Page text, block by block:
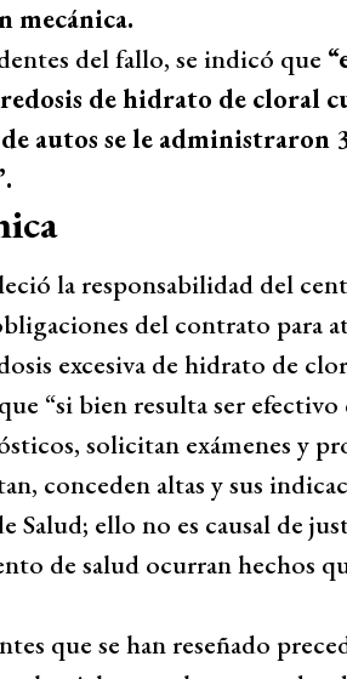
mecánica.
del fallo, se indicó que
de hidrato de cloral
autos se le administraron
la responsabilidad del
del contrato para
excesiva de hidrato de
“si bien resulta ser
solicitan exámenes y
conceden altas y sus
ello no es causal de
de salud ocurran hechos
que se han reseñado